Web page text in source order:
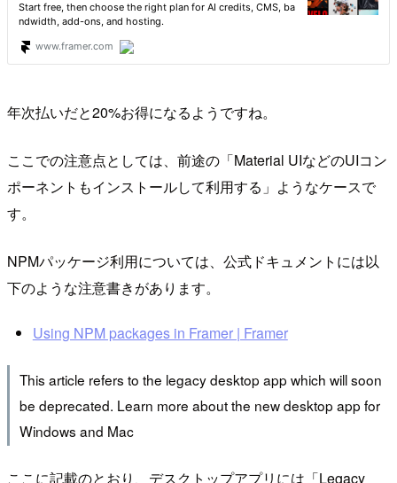
年次払いだと20%お得になるようですね。
ここでの注意点としては、前途の「Material UIなどのUIコン
ポーネントもインストールして利用する」ようなケースで
す。
NPMパッケージ利用については、公式ドキュメントには以
下のような注意書きがあります。
Using NPM packages in Framer | Framer
This article refers to the legacy desktop app which will soon
be deprecated. Learn more about the new desktop app for
Windows and Mac
ここに記載のとおり、デスクトップアプリには「Legacy